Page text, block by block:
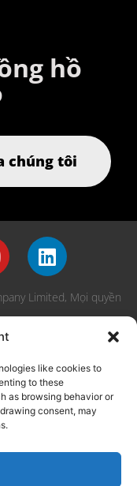
like cookies to
to these
as browsing behavior or
consent, may
hồ
chúng tôi
Limited, Mọi quyền
Español
العربية
हिन्दी